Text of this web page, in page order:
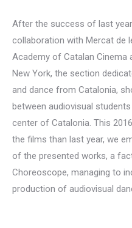
After the success of last
collaboration with Mercat de
Academy of Catalan Cinema
New York, the section
and dance from Catalonia,
between audiovisual
center of Catalonia. This
the films than last year, we
of the presented works, a
Choreoscope, managing to
production of audiovisual